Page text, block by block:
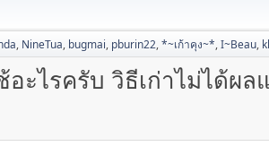
, NineTua, bugmai, pburin22,*~เก้าคุง~*,I~Beau,
ะไรครับ วิธีเก่าไม่ได้ผล